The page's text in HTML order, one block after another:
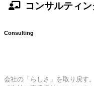
コンサルティン
Consulting
会社の「らしさ」を取り戻す。